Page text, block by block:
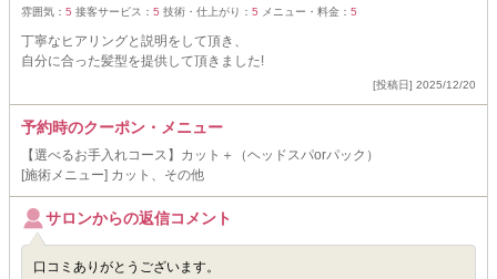
雰囲気： 5 接客サービス： 5 技術・仕上がり： 5 メニュー・料金： 5
丁寧なヒアリングと説明をして頂き、
自分に合った髪型を提供して頂きました!
[投稿日] 2025/12/20
予約時のクーポン・メニュー
【選べるお手入れコース】カット＋（ヘッドスパorパック）
[施術メニュー] カット、その他
サロンからの返信コメント
口コミありがとうございます。